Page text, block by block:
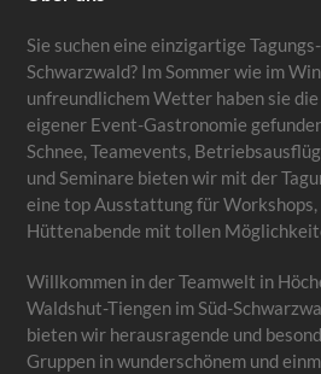
Sie suchen eine einzigartige
Schwarzwald? Im Sommer wie im
unfreundlichem Wetter haben sie
eigener Event-Gastronomie
Schnee, Teamevents,
und Seminare bieten wir mit der
eine top Ausstattung für Workshops,
Hüttenabende mit tollen
Willkommen in der Teamwelt in
Waldshut-Tiengen im Süd-
bieten wir herausragende und
Gruppen in wunderschönem und